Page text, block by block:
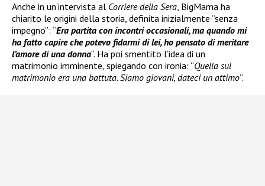
Anche in un’intervista al Corriere della Sera, BigMama ha
chiarito le origini della storia, definita inizialmente “senza
impegno”: “Era partita con incontri occasionali, ma quando mi
ha fatto capire che potevo fidarmi di lei, ho pensato di meritare
l’amore di una donna“. Ha poi smentito l’idea di un
matrimonio imminente, spiegando con ironia: “Quella sul
matrimonio era una battuta. Siamo giovani, dateci un attimo“.